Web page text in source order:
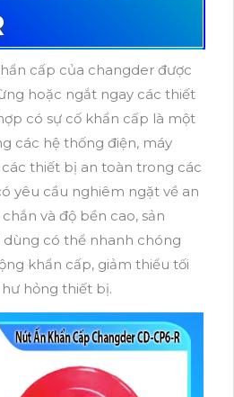
cấp của changder được
hoặc ngắt ngay các thiết
có sự cố khẩn cấp là một
các hệ thống điện, máy
thiết bị an toàn trong các
yêu cầu nghiêm ngặt về an
và độ bền cao, sản
có thể nhanh chóng
khẩn cấp, giảm thiểu tối
hỏng thiết bị.